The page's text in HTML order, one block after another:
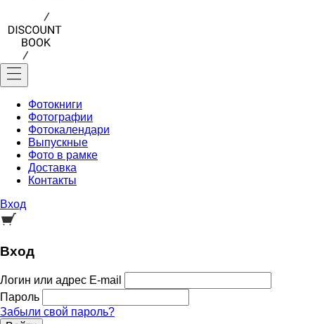
Фотокниги
Фотографии
Фотокалендари
Выпускные
Фото в рамке
Доставка
Контакты
Вход
Вход
Логин или адрес E-mail
Пароль
Забыли свой пароль?